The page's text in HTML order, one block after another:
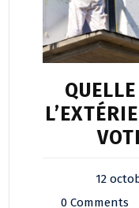
12
0 Comments